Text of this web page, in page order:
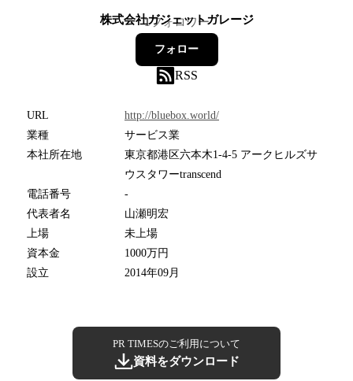
株式会社ガジェットガレージ
1フォロワー
フォロー
RSS
URL
http://bluebox.world/
業種
サービス業
本社所在地
東京都港区六本木1-4-5 アークヒルズサ
ウスタワーtranscend
電話番号
-
代表者名
山瀬明宏
上場
未上場
資本金
1000万円
設立
2014年09月
PR TIMESのご利用について
資料をダウンロード